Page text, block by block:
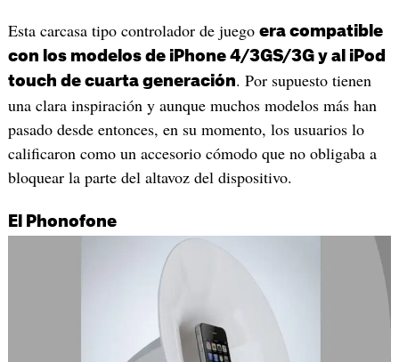
Esta carcasa tipo controlador de juego era compatible
con los modelos de iPhone 4/3GS/3G y al iPod
touch de cuarta generación. Por supuesto tienen
una clara inspiración y aunque muchos modelos más han
pasado desde entonces, en su momento, los usuarios lo
calificaron como un accesorio cómodo que no obligaba a
bloquear la parte del altavoz del dispositivo.
El Phonofone